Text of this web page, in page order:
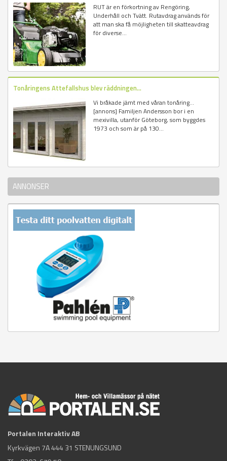
RUT är en förkortning av Rengöring,
Underhåll och Tvätt. Rutavdrag används för
att man ska få möjligheten till skatteavdrag
för diverse...
Tonåringens Attefallshus blev räddningen...
Vi bråkade jämt med våran tonåring...
[annons] Familjen Andersson bor i en
mexivilla, utanför Göteborg, som byggdes
1973 och som är på 130...
ANNONSER
Portalen Interaktiv AB
Kyrkvägen 7A 444 31 STENUNGSUND